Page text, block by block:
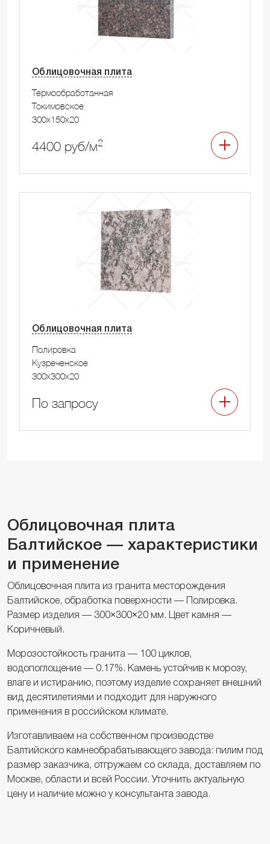
Облицовочная плита
Термообработанная
Токимовское
300x150x20
4400 руб/м2
Облицовочная плита
Полировка
Кузреченское
300x300x20
По запросу
Облицовочная плита
Балтийское — характеристики
и применение
Облицовочная плита из гранита месторождения
Балтийское, обработка поверхности — Полировка.
Размер изделия — 300×300×20 мм. Цвет камня —
Коричневый.
Морозостойкость гранита — 100 циклов,
водопоглощение — 0.17%. Камень устойчив к морозу,
влаге и истиранию, поэтому изделие сохраняет внешний
вид десятилетиями и подходит для наружного
применения в российском климате.
Изготавливаем на собственном производстве
Балтийского камнеобрабатывающего завода: пилим под
размер заказчика, отгружаем со склада, доставляем по
Москве, области и всей России. Уточнить актуальную
цену и наличие можно у консультанта завода.